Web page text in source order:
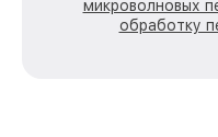
микроволновых
обработку